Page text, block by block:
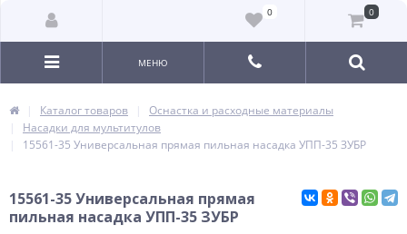
0 0
МЕНЮ
Каталог товаров
Оснастка и расходные материалы
Насадки для мультитулов
15561-35 Универсальная прямая пильная насадка УПП-35 ЗУБР
15561-35 Универсальная прямая
пильная насадка УПП-35 ЗУБР